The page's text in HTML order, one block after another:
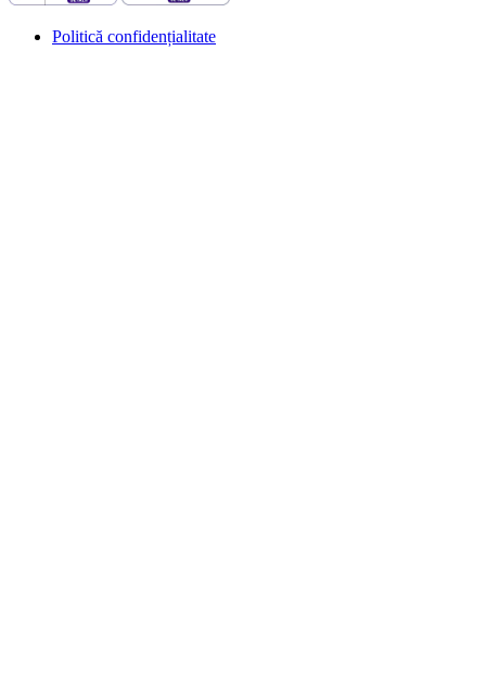
Politică confidențialitate